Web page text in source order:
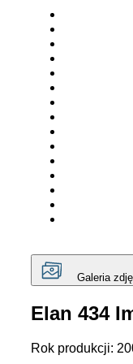
Galeria
Elan 434
Rok produkcji: